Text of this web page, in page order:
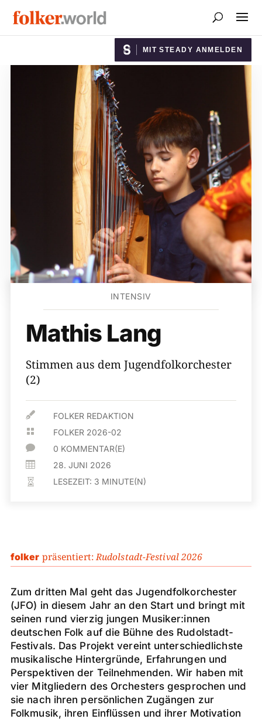
MIT STEADY ANMELDEN
INTENSIV
Mathis Lang
Stimmen aus dem Jugendfolkorchester
(2)
 FOLKER REDAKTION
 FOLKER 2026-02
 0 KOMMENTAR(E)
 28. JUNI 2026
 LESEZEIT: 3 MINUTE(N)
folker präsentiert:Rudolstadt-Festival 2026
Zum dritten Mal geht das Jugendfolkorchester
(JFO) in diesem Jahr an den Start und bringt mit
seinen rund vierzig jungen Musiker:innen
deutschen Folk auf die Bühne des Rudolstadt-
Festivals. Das Projekt vereint unterschiedlichste
musikalische Hintergründe, Erfahrungen und
Perspektiven der Teilnehmenden. Wir haben mit
vier Mitgliedern des Orchesters gesprochen und
sie nach ihren persönlichen Zugängen zur
Folkmusik, ihren Einflüssen und ihrer Motivation